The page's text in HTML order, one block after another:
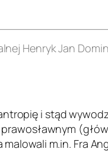
Henryk Jan
i stąd
m.in. Fra